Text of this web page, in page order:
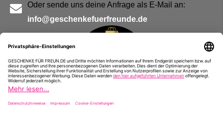
Oder sende uns deine Anfrage als E-Mail an:
info@geschenkefuerfreunde.de